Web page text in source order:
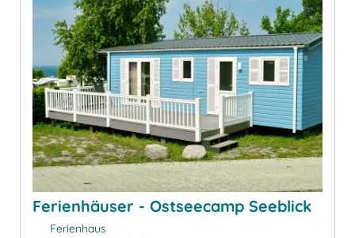
Ferienhäuser - Ostseecamp Seeblick
Ferienhaus